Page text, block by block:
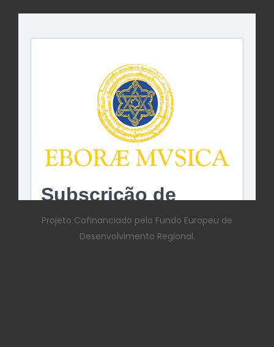
Projeto Cofinanciado pelo Fundo Europeu de
Desenvolvimento Regional.